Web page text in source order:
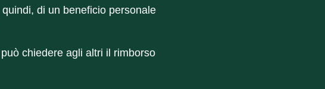
di un beneficio personale
chiedere agli altri il rimborso